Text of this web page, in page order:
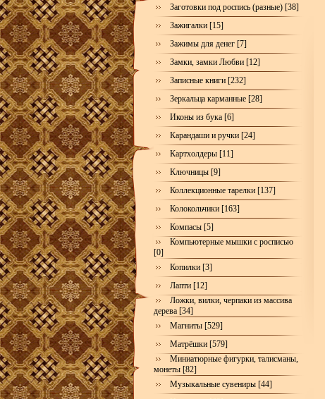
Заготовки под роспись (разные) [38]
Зажигалки [15]
Зажимы для денег [7]
Замки, замки Любви [12]
Записные книги [232]
Зеркальца карманные [28]
Иконы из бука [6]
Карандаши и ручки [24]
Картхолдеры [11]
Ключницы [9]
Коллекционные тарелки [137]
Колокольчики [163]
Компасы [5]
Компьютерные мышки с росписью
[0]
Копилки [3]
Лапти [12]
Ложки, вилки, черпаки из массива
дерева [34]
Магниты [529]
Матрёшки [579]
Миниатюрные фигурки, талисманы,
монеты [82]
Музыкальные сувениры [44]